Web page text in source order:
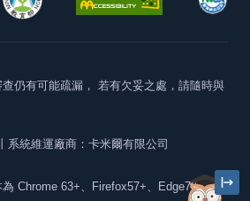
仍有可能疏漏， 若有欠妥之處，請隨時與
丨系統維運廠商：卡米爾有限公司
Chrome 63+、Firefox57+、Edge79+及